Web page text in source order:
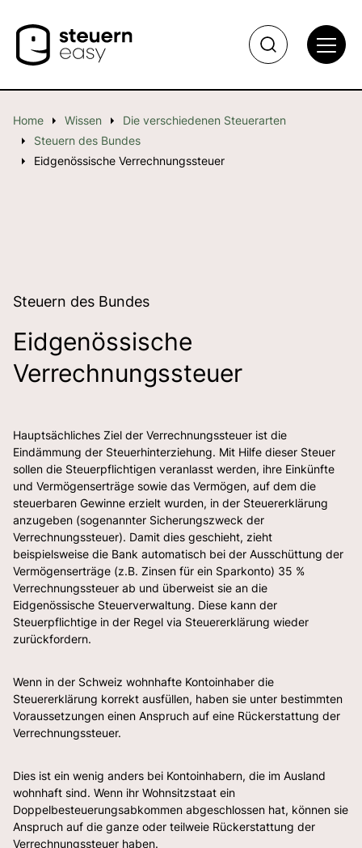
Home Wissen
Die verschiedenen Steuerarten
Steuern des Bundes
Eidgenössische Verrechnungssteuer
Eidgenössische
Verrechnungssteuer
Steuern des Bundes
Hauptsächliches Ziel der Verrechnungssteuer ist die
Eindämmung der Steuerhinterziehung. Mit Hilfe dieser Steuer
sollen die Steuerpflichtigen veranlasst werden, ihre Einkünfte
und Vermögenserträge sowie das Vermögen, auf dem die
steuerbaren Gewinne erzielt wurden, in der Steuererklärung
anzugeben (sogenannter Sicherungszweck der
Verrechnungssteuer). Damit dies geschieht, zieht
beispielsweise die Bank automatisch bei der Ausschüttung der
Vermögenserträge (z.B. Zinsen für ein Sparkonto) 35 %
Verrechnungssteuer ab und überweist sie an die
Eidgenössische Steuerverwaltung. Diese kann der
Steuerpflichtige in der Regel via Steuererklärung wieder
zurückfordern.
Wenn in der Schweiz wohnhafte Kontoinhaber die
Steuererklärung korrekt ausfüllen, haben sie unter bestimmten
Voraussetzungen einen Anspruch auf eine Rückerstattung der
Verrechnungssteuer.
Dies ist ein wenig anders bei Kontoinhabern, die im Ausland
wohnhaft sind. Wenn ihr Wohnsitzstaat ein
Doppelbesteuerungsabkommen abgeschlossen hat, können sie
Anspruch auf die ganze oder teilweie Rückerstattung der
Verrechnungssteuer haben.